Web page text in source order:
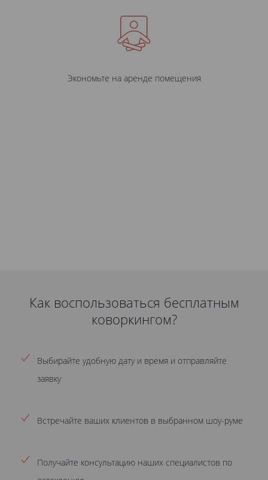
Экономьте на аренде помещения
Как воспользоваться бесплатным
коворкингом?
Выбирайте удобную дату и время и отправляйте
заявку
Встречайте ваших клиентов в выбранном шоу-руме
Получайте консультацию наших специалистов по